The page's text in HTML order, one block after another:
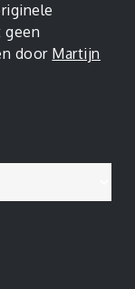
geen
door Martijn